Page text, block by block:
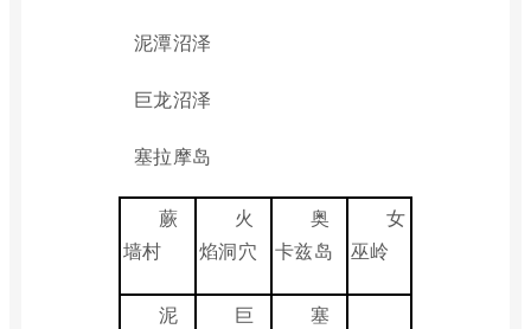
泥潭沼泽
巨龙沼泽
塞拉摩岛
蕨
墙村
火
焰洞穴
奥
卡兹岛
女
巫岭
泥
巨
塞